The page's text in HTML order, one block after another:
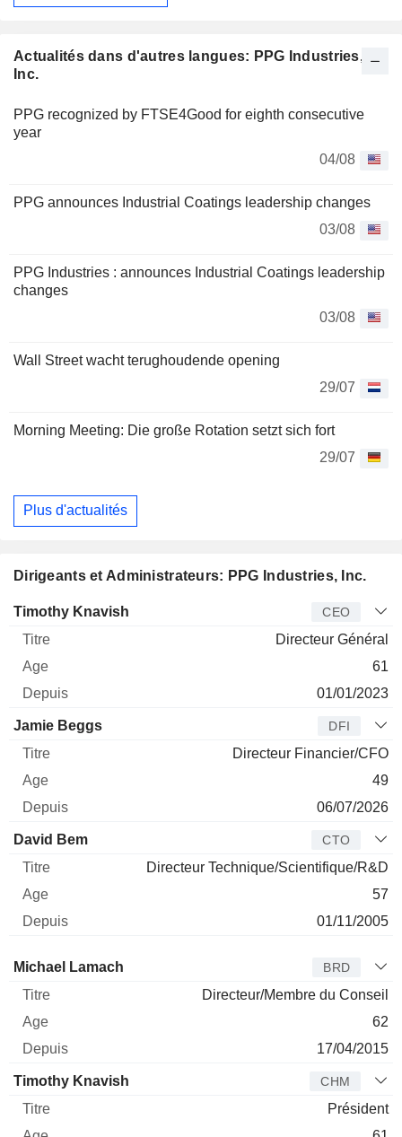
Actualités dans d'autres langues: PPG Industries,
Inc.
PPG recognized by FTSE4Good for eighth consecutive
year
04/08
PPG announces Industrial Coatings leadership changes
03/08
PPG Industries : announces Industrial Coatings leadership
changes
03/08
Wall Street wacht terughoudende opening
29/07
Morning Meeting: Die große Rotation setzt sich fort
29/07
Plus d'actualités
Dirigeants et Administrateurs: PPG Industries, Inc.
Dirigeant Titre Age
Timothy Knavish CEO
Directeur Général
61
01/01/2023
Jamie Beggs DFI
Directeur Financier/CFO
49
06/07/2026
David Bem CTO
Directeur Technique/Scientifique/R&D
57
01/11/2005
Administrateur Titre
Michael Lamach BRD
Directeur/Membre du Conseil
62
17/04/2015
Timothy Knavish CHM
Président